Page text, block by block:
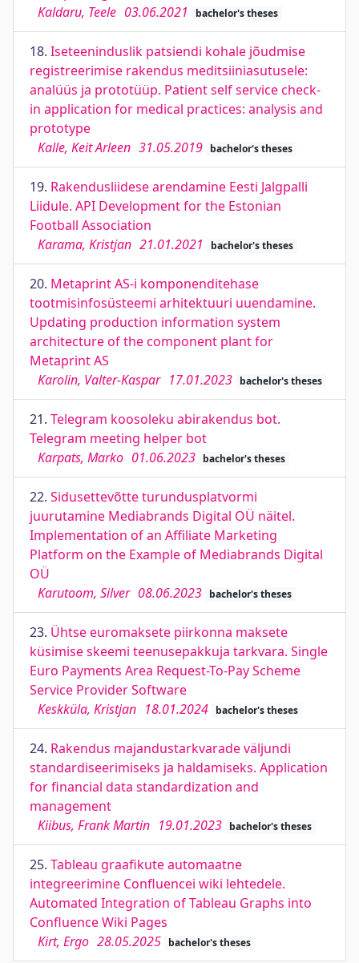
Kaldaru, Teele 03.06.2021 bachelor's theses
18. Iseteeninduslik patsiendi kohale jõudmise
registreerimise rakendus meditsiiniasutusele:
analüüs ja prototüüp. Patient self service check-
in application for medical practices: analysis and
prototype
Kalle, Keit Arleen 31.05.2019 bachelor's theses
19. Rakendusliidese arendamine Eesti Jalgpalli
Liidule. API Development for the Estonian
Football Association
Karama, Kristjan 21.01.2021 bachelor's theses
20. Metaprint AS-i komponenditehase
tootmisinfosüsteemi arhitektuuri uuendamine.
Updating production information system
architecture of the component plant for
Metaprint AS
Karolin, Valter-Kaspar 17.01.2023 bachelor's theses
21. Telegram koosoleku abirakendus bot.
Telegram meeting helper bot
Karpats, Marko 01.06.2023 bachelor's theses
22. Sidusettevõtte turundusplatvormi
juurutamine Mediabrands Digital OÜ näitel.
Implementation of an Affiliate Marketing
Platform on the Example of Mediabrands Digital
OÜ
Karutoom, Silver 08.06.2023 bachelor's theses
23. Ühtse euromaksete piirkonna maksete
küsimise skeemi teenusepakkuja tarkvara. Single
Euro Payments Area Request-To-Pay Scheme
Service Provider Software
Keskküla, Kristjan 18.01.2024 bachelor's theses
24. Rakendus majandustarkvarade väljundi
standardiseerimiseks ja haldamiseks. Application
for financial data standardization and
management
Kiibus, Frank Martin 19.01.2023 bachelor's theses
25. Tableau graafikute automaatne
integreerimine Confluencei wiki lehtedele.
Automated Integration of Tableau Graphs into
Confluence Wiki Pages
Kirt, Ergo 28.05.2025 bachelor's theses